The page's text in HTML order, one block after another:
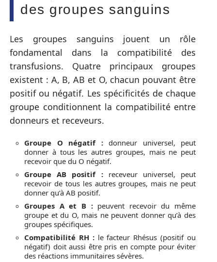
des groupes sanguins
Les groupes sanguins jouent un rôle
fondamental dans la compatibilité des
transfusions. Quatre principaux groupes
existent : A, B, AB et O, chacun pouvant être
positif ou négatif. Les spécificités de chaque
groupe conditionnent la compatibilité entre
donneurs et receveurs.
Groupe O négatif :donneur universel, peut
donner à tous les autres groupes, mais ne peut
recevoir que du O négatif.
Groupe AB positif :receveur universel, peut
recevoir de tous les autres groupes, mais ne peut
donner qu’à AB positif.
Groupes A et B :peuvent recevoir du même
groupe et du O, mais ne peuvent donner qu’à des
groupes spécifiques.
Compatibilité RH :le facteur Rhésus (positif ou
négatif) doit aussi être pris en compte pour éviter
des réactions immunitaires sévères.